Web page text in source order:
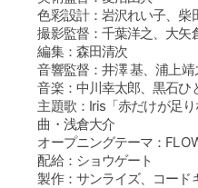
色彩設計：岩沢れい子、柴
撮影監督：千葉洋之、大矢
編集：森田清次
音響監督：井澤 基、浦上靖
音楽：中川幸太郎、黒石ひ
主題歌：Iris「赤だけが足
曲・浅倉大介
オープニングテーマ：
配給：ショウゲート
製作：サンライズ、コード